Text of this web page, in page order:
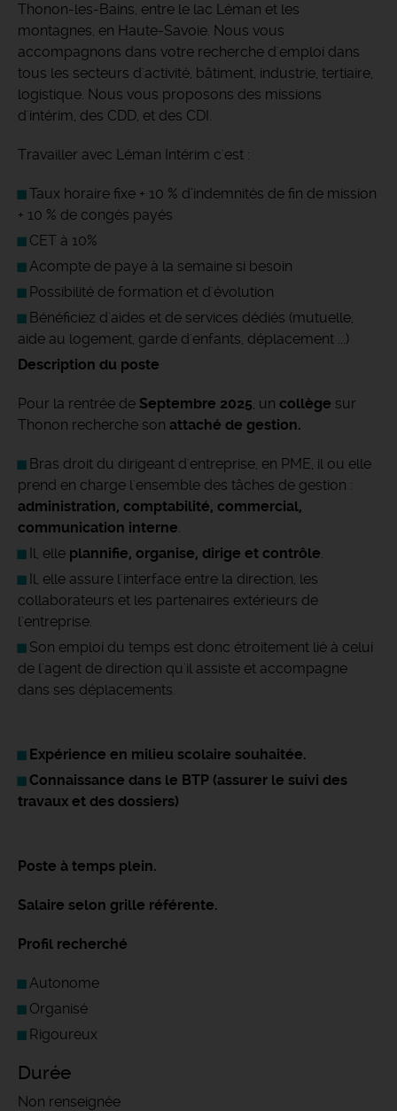
Thonon-les-Bains, entre le lac Léman et les
montagnes, en Haute-Savoie. Nous vous
accompagnons dans votre recherche d'emploi dans
tous les secteurs d'activité, bâtiment, industrie, tertiaire,
logistique. Nous vous proposons des missions
d'intérim, des CDD, et des CDI.
Travailler avec Léman Intérim c'est :
Taux horaire fixe + 10 % d’indemnités de fin de mission
+ 10 % de congés payés
CET à 10%
Acompte de paye à la semaine si besoin
Possibilité de formation et d'évolution
Bénéficiez d'aides et de services dédiés (mutuelle,
aide au logement, garde d'enfants, déplacement ...)
Description du poste
Pour la rentrée de Septembre 2025, un collège sur
Thonon recherche son attaché de gestion.
Bras droit du dirigeant d'entreprise, en PME, il ou elle
prend en charge l'ensemble des tâches de gestion :
administration, comptabilité, commercial,
communication interne.
Il, elle plannifie, organise, dirige et contrôle.
Il, elle assure l'interface entre la direction, les
collaborateurs et les partenaires extérieurs de
l'entreprise.
Son emploi du temps est donc étroitement lié à celui
de l'agent de direction qu'il assiste et accompagne
dans ses déplacements.
Expérience en milieu scolaire souhaitée.
Connaissance dans le BTP (assurer le suivi des
travaux et des dossiers)
Poste à temps plein.
Salaire selon grille référente.
Profil recherché
Autonome
Organisé
Rigoureux
Durée
Non renseignée